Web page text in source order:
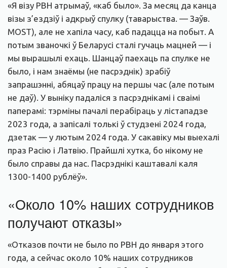
«Я візу РВН атрымаў, «каб было». За месяц да канца
візы з’ездзіў і адкрыў спулку (таварыства. — Заўв.
MOST), але не хапіла часу, каб падацца на побыт. А
потым званочкі ў Беларусі сталі гучаць мацней — і
мы вырашылі ехаць. Шанцаў паехаць па спулке не
было, і нам знаёмы (не пасрэднік) зрабіў
запрашэнні, абяцаў працу на першы час (але потым
не даў). У выніку падаліся з пасрэднікамі і сваімі
паперамі: тэрміны пачалі перабіраць у лістападзе
2023 года, а запісалі толькі ў студзені 2024 года,
дзетак — у лютым 2024 года. У сакавіку мы выехалі
праз Расію і Латвію. Прайшлі хутка, бо нікому не
было справы да нас. Пасрэднікі каштавалі каля
1300-1400 рублёў».
«Около 10% наших сотрудников
получают отказы»
«Отказов почти не было по PBH до января этого
года, а сейчас около 10% наших сотрудников